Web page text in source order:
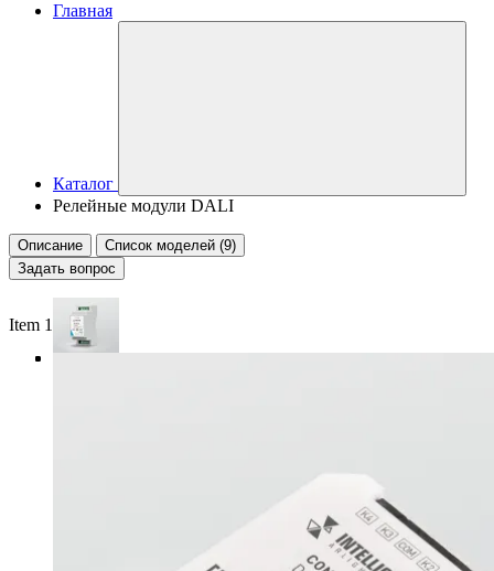
Главная
Каталог
Релейные модули DALI
Описание
Список моделей (9)
Задать вопрос
Item 1 of 4